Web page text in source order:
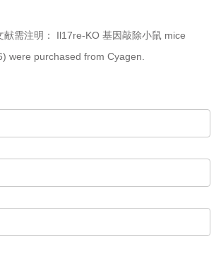
需注明： Il17re-KO 基因敲除小鼠 mice
were purchased from Cyagen.